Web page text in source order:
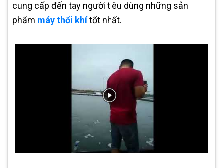
cung cấp đến tay người tiêu dùng những sản
phẩm máy thổi khítốt nhất.